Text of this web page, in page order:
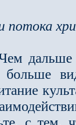
потока
больше